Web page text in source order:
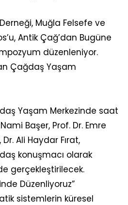
Muğla Felsefe ve
Antik Çağ’dan Bugüne
düzenleniyor.
Çağdaş Yaşam
Yaşam Merkezinde saat
Başer, Prof. Dr. Emre
Ali Haydar Fırat,
konuşmacı olarak
gerçekleştirilecek.
Düzenliyoruz”
sistemlerin küresel